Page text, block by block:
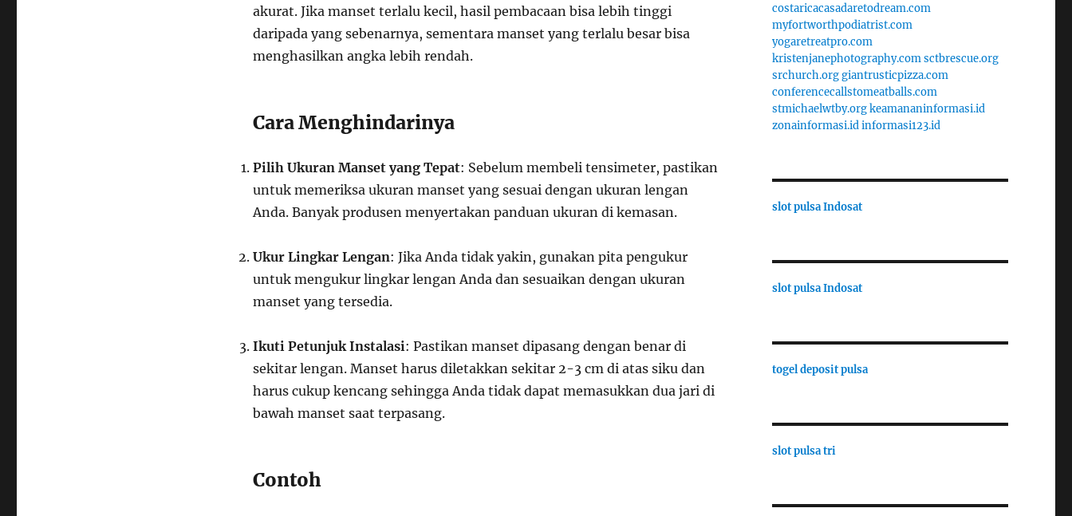
akurat. Jika manset terlalu kecil, hasil pembacaan bisa lebih tinggi
daripada yang sebenarnya, sementara manset yang terlalu besar bisa
menghasilkan angka lebih rendah.
Cara Menghindarinya
Pilih Ukuran Manset yang Tepat: Sebelum membeli tensimeter, pastikan
untuk memeriksa ukuran manset yang sesuai dengan ukuran lengan
Anda. Banyak produsen menyertakan panduan ukuran di kemasan.
Ukur Lingkar Lengan: Jika Anda tidak yakin, gunakan pita pengukur
untuk mengukur lingkar lengan Anda dan sesuaikan dengan ukuran
manset yang tersedia.
Ikuti Petunjuk Instalasi: Pastikan manset dipasang dengan benar di
sekitar lengan. Manset harus diletakkan sekitar 2-3 cm di atas siku dan
harus cukup kencang sehingga Anda tidak dapat memasukkan dua jari di
bawah manset saat terpasang.
Contoh
costaricacasadaretodream.com
myfortworthpodiatrist.com
yogaretreatpro.com
kristenjanephotography.comsctbrescue.org
srchurch.orggiantrusticpizza.com
conferencecallstomeatballs.com
stmichaelwtby.orgkeamananinformasi.id
zonainformasi.idinformasi123.id
slot pulsa Indosat
slot pulsa Indosat
togel deposit pulsa
slot pulsa tri